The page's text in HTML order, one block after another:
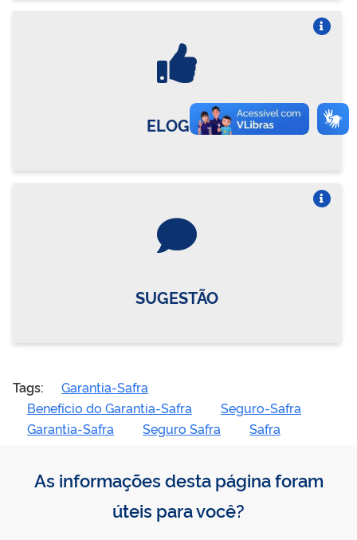
ELOGIO
SUGESTÃO
Tags:
Garantia-Safra
Benefício do Garantia-Safra
Seguro-Safra
Garantia-Safra
Seguro Safra Safra
As informações desta página foram
úteis para você?